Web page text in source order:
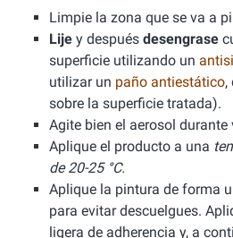
Limpie la zona que se va a
Lije y después desengrase
superficie utilizando un
utilizar un paño antiestático,
sobre la superficie tratada).
Agite bien el aerosol
Aplique el producto a una
de 20-25 °C.
Aplique la pintura de forma
para evitar descuelgues.
ligera de adherencia y, a